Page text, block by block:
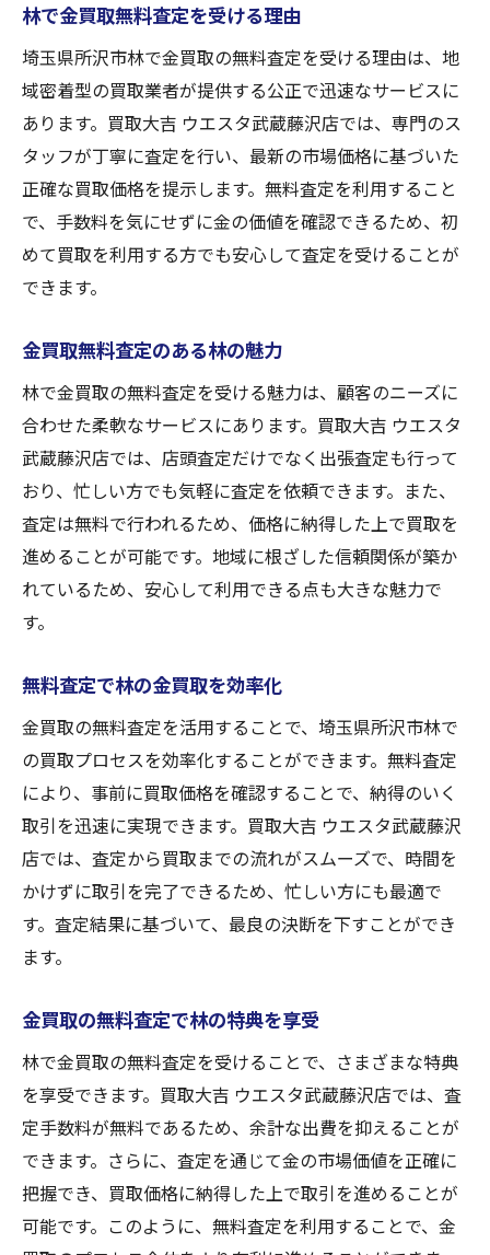
林で金買取無料査定を受ける理由
埼玉県所沢市林で金買取の無料査定を受ける理由は、地
域密着型の買取業者が提供する公正で迅速なサービスに
あります。買取大吉 ウエスタ武蔵藤沢店では、専門のス
タッフが丁寧に査定を行い、最新の市場価格に基づいた
正確な買取価格を提示します。無料査定を利用すること
で、手数料を気にせずに金の価値を確認できるため、初
めて買取を利用する方でも安心して査定を受けることが
できます。
金買取無料査定のある林の魅力
林で金買取の無料査定を受ける魅力は、顧客のニーズに
合わせた柔軟なサービスにあります。買取大吉 ウエスタ
武蔵藤沢店では、店頭査定だけでなく出張査定も行って
おり、忙しい方でも気軽に査定を依頼できます。また、
査定は無料で行われるため、価格に納得した上で買取を
進めることが可能です。地域に根ざした信頼関係が築か
れているため、安心して利用できる点も大きな魅力で
す。
無料査定で林の金買取を効率化
金買取の無料査定を活用することで、埼玉県所沢市林で
の買取プロセスを効率化することができます。無料査定
により、事前に買取価格を確認することで、納得のいく
取引を迅速に実現できます。買取大吉 ウエスタ武蔵藤沢
店では、査定から買取までの流れがスムーズで、時間を
かけずに取引を完了できるため、忙しい方にも最適で
す。査定結果に基づいて、最良の決断を下すことができ
ます。
金買取の無料査定で林の特典を享受
林で金買取の無料査定を受けることで、さまざまな特典
を享受できます。買取大吉 ウエスタ武蔵藤沢店では、査
定手数料が無料であるため、余計な出費を抑えることが
できます。さらに、査定を通じて金の市場価値を正確に
把握でき、買取価格に納得した上で取引を進めることが
可能です。このように、無料査定を利用することで、金